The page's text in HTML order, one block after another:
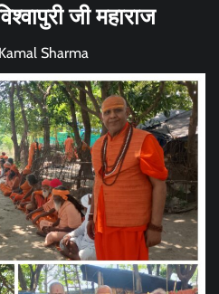
जी महाराज
Kamal Sharma